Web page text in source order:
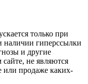
только при
наличии гиперссылки
и другие
не являются
или продаже каких-